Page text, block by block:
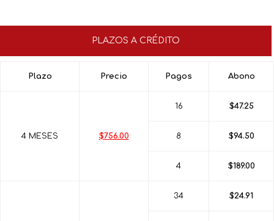
PLAZOS A CRÉDITO
Plazo Precio Pagos Abono
4 MESES $756.00
16 $47.25
8 $94.50
4 $189.00
34 $24.91